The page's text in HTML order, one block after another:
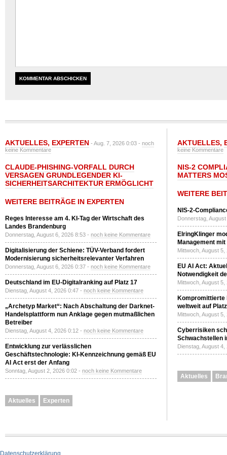
AKTUELLES, EXPERTEN - Aug. 7, 2026 0:03 - noch
keine Kommentare
CLAUDE-PHISHING-VORFALL DURCH
VERSAGEN GRUNDLEGENDER KI-
SICHERHEITSARCHITEKTUR ERMÖGLICHT
WEITERE BEITRÄGE IN EXPERTEN
Reges Interesse am 4. KI-Tag der Wirtschaft des
Landes Brandenburg
Donnerstag, August 6, 2026 8:53 - noch keine Kommentare
Digitalisierung der Schiene: TÜV-Verband fordert
Modernisierung sicherheitsrelevanter Verfahren
Donnerstag, August 6, 2026 0:37 - noch keine Kommentare
Deutschland im EU-Digitalranking auf Platz 17
Dienstag, August 4, 2026 0:47 - noch keine Kommentare
„Archetyp Market“: Nach Abschaltung der Darknet-
Handelsplattform nun Anklage gegen mutmaßlichen
Betreiber
Dienstag, August 4, 2026 0:12 - noch keine Kommentare
Entwicklung zur verlässlichen
Geschäftstechnologie: KI-Kennzeichnung gemäß EU
AI Act erst der Anfang
Sonntag, August 2, 2026 0:02 - noch keine Kommentare
Aktuelles Experten
AKTUELLES,
keine Kommentare
NIS-2
MATTERS
WEITERE
NIS-2-
Donnerstag,
ElringKlinger
Management
Mittwoch, August
EU AI Act:
Notwendigkeit
Mittwoch, August
Kompromittierte
weltweit auf
Mittwoch, August
Cyberrisiken
Schwachstellen
Dienstag, August
Aktuelles
Datenschutzerklärung